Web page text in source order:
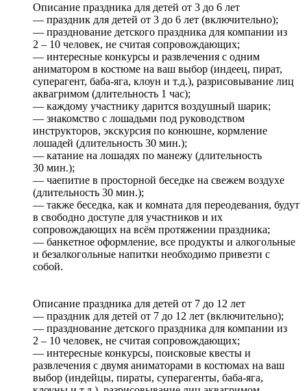
Описание праздника для детей от 3 до 6 лет
— праздник для детей от 3 до 6 лет (включительно);
— празднование детского праздника для компании из
2 – 10 человек, не считая сопровождающих;
— интересные конкурсы и развлечения с одним
аниматором в костюме на ваш выбор (индеец, пират,
суперагент, баба-яга, клоун и т.д.), разрисовывание лиц
аквагримом (длительность 1 час);
— каждому участнику дарится воздушный шарик;
— знакомство с лошадьми под руководством
инструкторов, экскурсия по конюшне, кормление
лошадей (длительность 30 мин.);
— катание на лошадях по манежу (длительность
30 мин.);
— чаепитие в просторной беседке на свежем воздухе
(длительность 30 мин.);
— также беседка, как и комната для переодевания, будут
в свободно доступе для участников и их
сопровождающих на всём протяжении праздника;
— банкетное оформление, все продукты и алкогольные
и безалкогольные напитки необходимо привезти с
собой.
Описание праздника для детей от 7 до 12 лет
— праздник для детей от 7 до 12 лет (включительно);
— празднование детского праздника для компании из
2 – 10 человек, не считая сопровождающих;
— интересные конкурсы, поисковые квесты и
развлечения с двумя аниматорами в костюмах на ваш
выбор (индейцы, пираты, суперагенты, баба-яга,